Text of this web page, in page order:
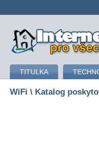
připojení k
TITULKA
WiFi \ Katalog